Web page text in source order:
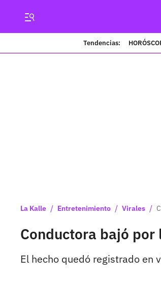
Tendencias:
La Kalle / Entretenimiento / Virales /
Conductora bajó por
El hecho quedó registrado en